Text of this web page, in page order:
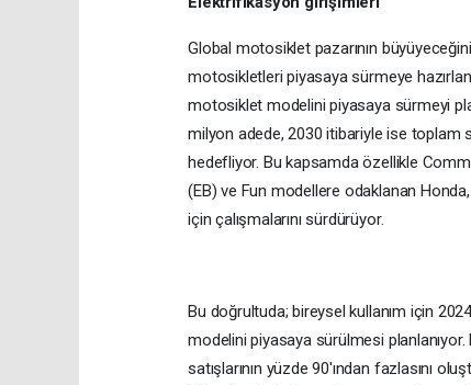
Global motosiklet pazarının
motosikletleri piyasaya sürmeye
motosiklet modelini piyasaya sürmeyi
milyon adede, 2030 itibariyle ise toplam
hedefliyor. Bu kapsamda özellikle
(EB) ve Fun modellere odaklanan
için çalışmalarını sürdürüyor.
Bu doğrultuda; bireysel kullanım için
modelini piyasaya sürülmesi
satışlarının yüzde 90'ından fazlasını